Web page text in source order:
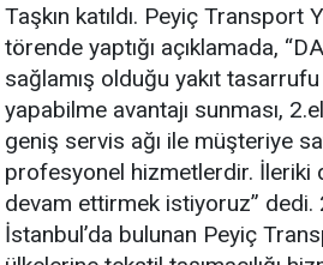
Taşkın katıldı. Peyiç
törende yaptığı açıklamada,
sağlamış olduğu yakıt
yapabilme avantajı sunması,
geniş servis ağı ile müşteriye
profesyonel hizmetlerdir. İleriki
devam ettirmek istiyoruz” dedi.
İstanbul’da bulunan Peyiç